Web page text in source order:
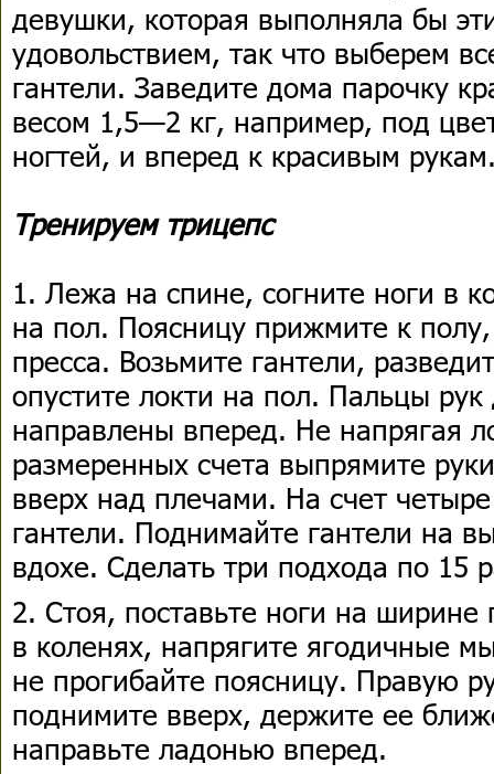
девушки, которая выполняла бы
удовольствием, так что выберем
гантели. Заведите дома парочку
весом 1,5—2 кг, например, под
ногтей, и вперед к красивым
Тренируем трицепс
1. Лежа на спине, согните ноги в
на пол. Поясницу прижмите к
пресса. Возьмите гантели,
опустите локти на пол. Пальцы
направлены вперед. Не напрягая
размеренных счета выпрямите
вверх над плечами. На счет
гантели. Поднимайте гантели на
вдохе. Сделать три подхода по 15
2. Стоя, поставьте ноги на ширине
в коленях, напрягите ягодичные
не прогибайте поясницу. Правую
поднимите вверх, держите ее
направьте ладонью вперед.